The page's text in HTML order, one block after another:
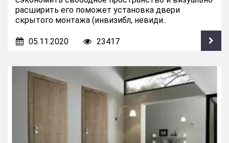
расширить его поможет установка двери
скрытого монтажа (инвизибл, невиди..
05.11.2020 23417